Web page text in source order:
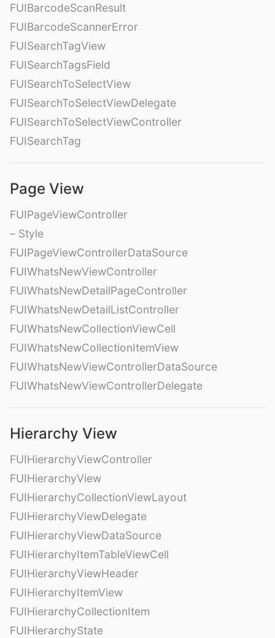
FUIBarcodeScanResult
FUIBarcodeScannerError
FUISearchTagView
FUISearchTagsField
FUISearchToSelectView
FUISearchToSelectViewDelegate
FUISearchToSelectViewController
FUISearchTag
Page View
FUIPageViewController
– Style
FUIPageViewControllerDataSource
FUIWhatsNewViewController
FUIWhatsNewDetailPageController
FUIWhatsNewDetailListController
FUIWhatsNewCollectionViewCell
FUIWhatsNewCollectionItemView
FUIWhatsNewViewControllerDataSource
FUIWhatsNewViewControllerDelegate
Hierarchy View
FUIHierarchyViewController
FUIHierarchyView
FUIHierarchyCollectionViewLayout
FUIHierarchyViewDelegate
FUIHierarchyViewDataSource
FUIHierarchyItemTableViewCell
FUIHierarchyViewHeader
FUIHierarchyItemView
FUIHierarchyCollectionItem
FUIHierarchyState